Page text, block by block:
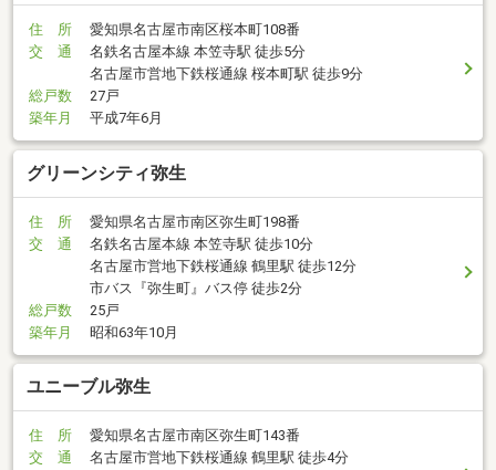
住 所
愛知県名古屋市南区桜本町108番
交 通
名鉄名古屋本線 本笠寺駅 徒歩5分
名古屋市営地下鉄桜通線 桜本町駅 徒歩9分
総戸数
27戸
築年月
平成7年6月
グリーンシティ弥生
住 所
愛知県名古屋市南区弥生町198番
交 通
名鉄名古屋本線 本笠寺駅 徒歩10分
名古屋市営地下鉄桜通線 鶴里駅 徒歩12分
市バス『弥生町』バス停 徒歩2分
総戸数
25戸
築年月
昭和63年10月
ユニーブル弥生
住 所
愛知県名古屋市南区弥生町143番
交 通
名古屋市営地下鉄桜通線 鶴里駅 徒歩4分